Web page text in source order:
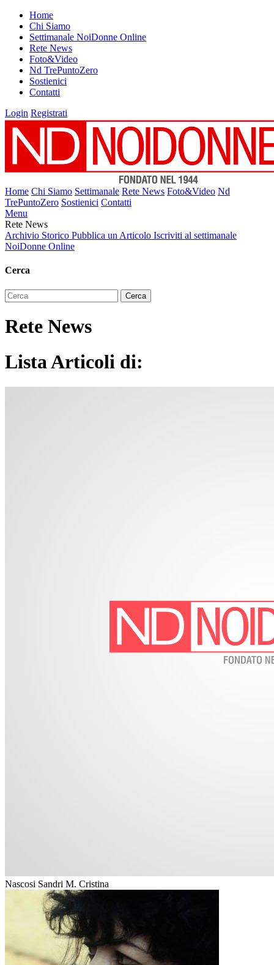
Home
Chi Siamo
Settimanale NoiDonne Online
Rete News
Foto&Video
Nd TrePuntoZero
Sostienici
Contatti
Login Registrati
Home Chi Siamo Settimanale Rete News Foto&Video Nd
TrePuntoZero Sostienici Contatti
Menu
Rete News
Archivio Storico Pubblica un Articolo Iscriviti al settimanale
NoiDonne Online
Cerca
Rete News
Lista Articoli di:
Nascosi Sandri M. Cristina